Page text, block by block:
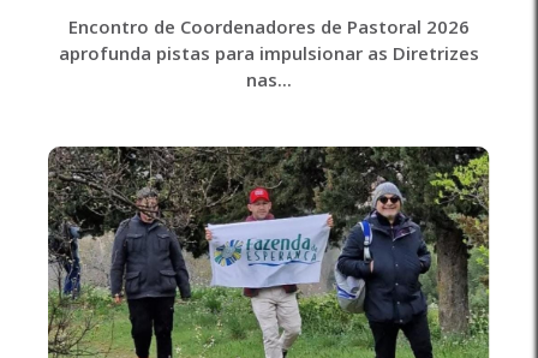
Encontro de Coordenadores de Pastoral 2026
aprofunda pistas para impulsionar as Diretrizes
nas...